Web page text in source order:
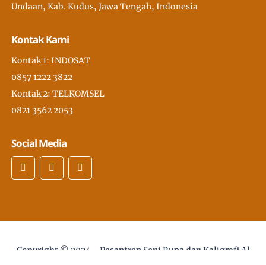
Undaan, Kab. Kudus, Jawa Tengah, Indonesia
Kontak Kami
Kontak 1: INDOSAT
0857 1222 3822
Kontak 2: TELKOMSEL
0821 3562 2053
Social Media
Copyright © 2024 - Pesantren Seni Rupa dan Kaligrafi Al